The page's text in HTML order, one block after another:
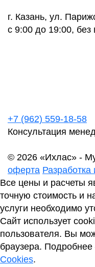
г. Казань, ул.
с 9:00 до 19:00,
+7 (962) 559-18-58
Консультация
© 2026 «Ихлас» -
оферта
Все цены и расчеты
точную стоимость и
услуги необходимо
Сайт использует
пользователя. Вы
браузера.
Cookies.